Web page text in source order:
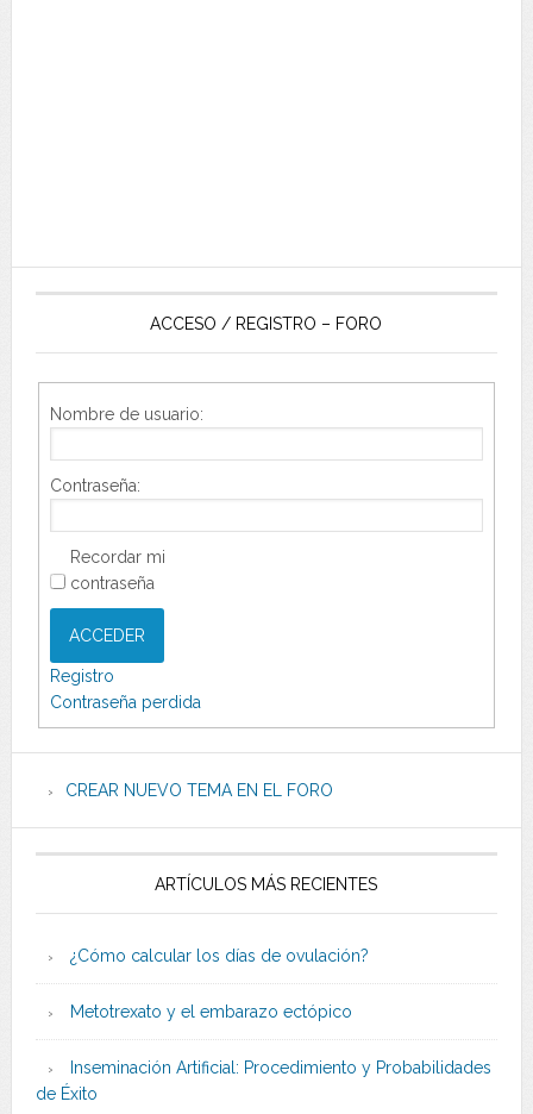
ACCESO / REGISTRO – FORO
Nombre de usuario:
Contraseña:
Recordar mi
contraseña
ACCEDER
Registro
Contraseña perdida
CREAR NUEVO TEMA EN EL FORO
ARTÍCULOS MÁS RECIENTES
¿Cómo calcular los días de ovulación?
Metotrexato y el embarazo ectópico
Inseminación Artificial: Procedimiento y Probabilidades
de Éxito